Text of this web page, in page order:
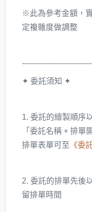
※此為參考金額，
定複雜度做調整
✦ 委託須知 ✦
1. 委託的繪製順序
「委託名稱 + 排單
排單表單可至 《委
2. 委託的排單先後
留排單時間